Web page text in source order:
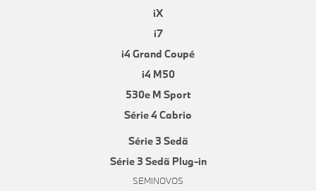
iX
i7
i4 Grand Coupé
i4 M50
530e M Sport
Série 4 Cabrio
Série 3 Sedã
Série 3 Sedã Plug-in
SEMINOVOS